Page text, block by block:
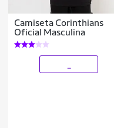
Camiseta Corinthians
Oficial Masculina